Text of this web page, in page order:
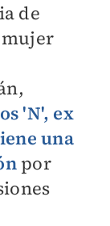
de
mujer
'N', ex
una
por